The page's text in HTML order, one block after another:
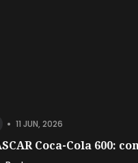
• 11 JUN, 2026
Coca-Cola 600: